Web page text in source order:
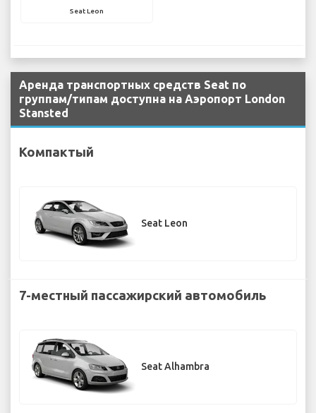
Seat Leon
Аренда транспортных средств Seat по
группам/типам доступна на Аэропорт London
Stansted
Компактый
Seat Leon
7-местный пассажирский автомобиль
Seat Alhambra